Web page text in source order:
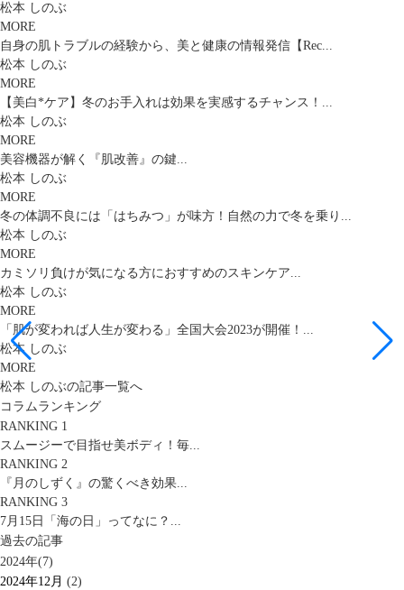
松本 しのぶ
MORE
自身の肌トラブルの経験から、美と健康の情報発信【Rec...
松本 しのぶ
MORE
【美白*ケア】冬のお手入れは効果を実感するチャンス！...
松本 しのぶ
MORE
美容機器が解く『肌改善』の鍵...
松本 しのぶ
MORE
冬の体調不良には「はちみつ」が味方！自然の力で冬を乗り...
松本 しのぶ
MORE
カミソリ負けが気になる方におすすめのスキンケア...
松本 しのぶ
MORE
「肌が変われば人生が変わる」全国大会2023が開催！...
松本 しのぶ
MORE
松本 しのぶの記事一覧へ
コラムランキング
RANKING 1
スムージーで目指せ美ボディ！毎...
RANKING 2
『月のしずく』の驚くべき効果...
RANKING 3
7月15日「海の日」ってなに？...
過去の記事
2024年(7)
2024年12月 (2)